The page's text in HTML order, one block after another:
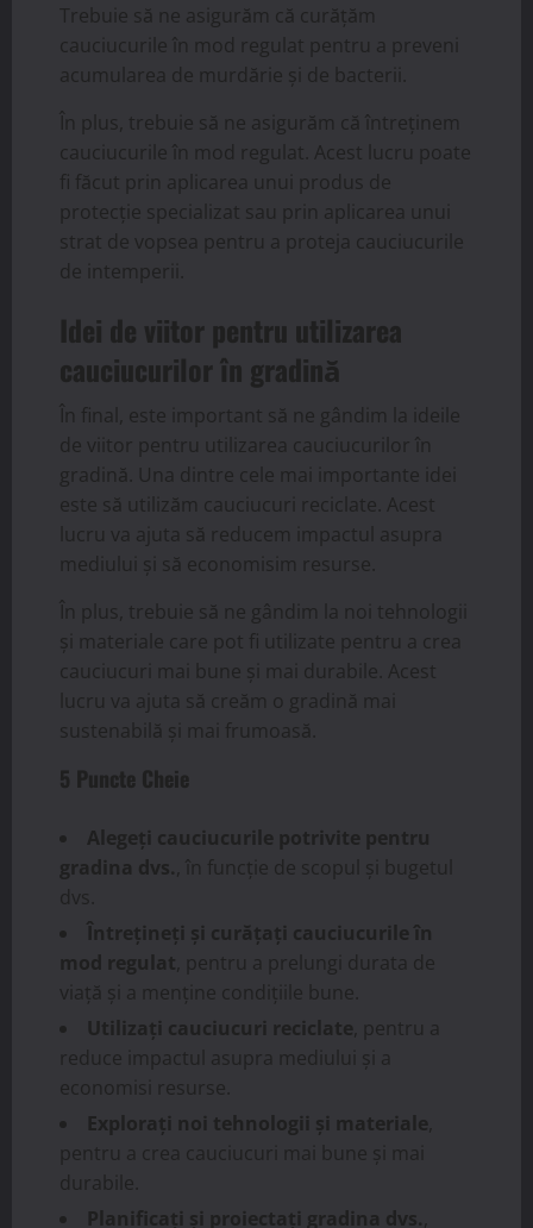
Trebuie să ne asigurăm că curățăm
cauciucurile în mod regulat pentru a preveni
acumularea de murdărie și de bacterii.
În plus, trebuie să ne asigurăm că întreținem
cauciucurile în mod regulat. Acest lucru poate
fi făcut prin aplicarea unui produs de
protecție specializat sau prin aplicarea unui
strat de vopsea pentru a proteja cauciucurile
de intemperii.
Idei de viitor pentru utilizarea
cauciucurilor în gradină
În final, este important să ne gândim la ideile
de viitor pentru utilizarea cauciucurilor în
gradină. Una dintre cele mai importante idei
este să utilizăm cauciucuri reciclate. Acest
lucru va ajuta să reducem impactul asupra
mediului și să economisim resurse.
În plus, trebuie să ne gândim la noi tehnologii
și materiale care pot fi utilizate pentru a crea
cauciucuri mai bune și mai durabile. Acest
lucru va ajuta să creăm o gradină mai
sustenabilă și mai frumoasă.
5 Puncte Cheie
Alegeți cauciucurile potrivite pentru
gradina dvs. , în funcție de scopul și bugetul
dvs.
Întrețineți și curățați cauciucurile în
mod regulat , pentru a prelungi durata de
viață și a menține condițiile bune.
Utilizați cauciucuri reciclate , pentru a
reduce impactul asupra mediului și a
economisi resurse.
Explorați noi tehnologii și materiale
pentru a crea cauciucuri mai bune și mai
durabile.
Planificați și proiectați gradina dvs.